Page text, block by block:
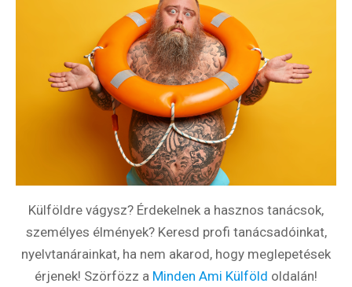
Külföldre vágysz? Érdekelnek a hasznos tanácsok,
személyes élmények? Keresd profi tanácsadóinkat,
nyelvtanárainkat, ha nem akarod, hogy meglepetések
érjenek! Szörfözz a Minden Ami Külföld oldalán!